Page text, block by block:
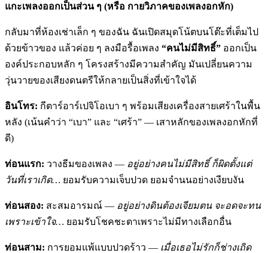
แกะเพลงออกเป็นส่วน ๆ (หรือ กายวิภาคของเพลงอกหัก)
กลับมาที่ห้องเช่าเล็ก ๆ ของฉัน ฉันเปิดสมุดโน้ตบนโต๊ะที่เต็มไป
ด้วยข้าวของ แล้วค่อย ๆ ลงมือรื้อเพลง “คนไม่มีสิทธิ์” ออกเป็น
องค์ประกอบหลัก ๆ โครงสร้างมีความสำคัญ มันเปลี่ยนความ
วุ่นวายของเสียงดนตรีให้กลายเป็นสิ่งที่เข้าใจได้
อินโทร: กีตาร์อาร์เปจิโอเบา ๆ พร้อมเสียงเครื่องสายเศร้าในพื้น
หลัง (เน้นคำว่า “เบา” และ “เศร้า” — เสาหลักของเพลงอกหักที่
ดี)
ท่อนแรก: วางธีมของเพลง — อยู่อย่างคนไม่มีสิทธิ์ ก็ผิดตั้งแต่
วันที่เราเกิด… ยอมรับความเจ็บปวด ยอมจำนนอย่างเงียบงัน
ท่อนสอง: สะสมอารมณ์ — อยู่อย่างดินต้องเจียมตน จะอดจะทน
เพราะเข้าใจ… ยอมรับโชคชะตาเพราะไม่มีทางเลือกอื่น
ท่อนสาม: การยอมแพ้แบบปวดร้าว — เมื่อเธอไม่รักก็ช่างเถิด